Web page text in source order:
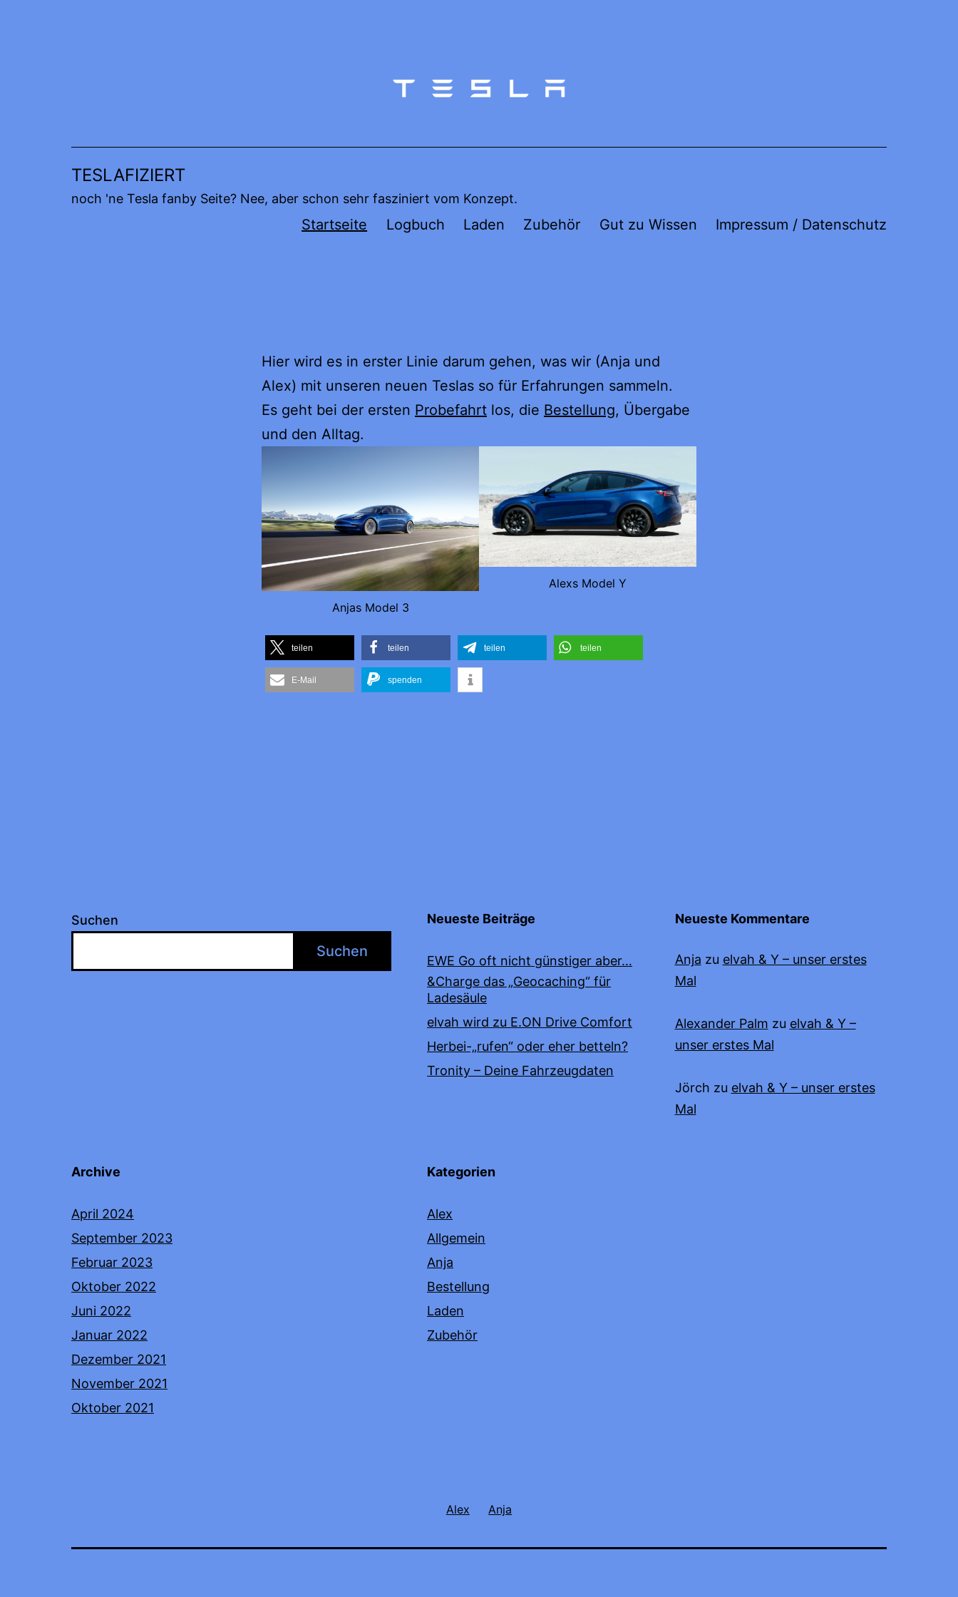
TESLAFIZIERT
noch 'ne Tesla fanby Seite? Nee, aber schon sehr fasziniert vom Konzept.
Startseite Logbuch Laden Zubehör Gut zu Wissen Impressum / Datenschutz
Hier wird es in erster Linie darum gehen, was wir (Anja und
Alex) mit unseren neuen Teslas so für Erfahrungen sammeln.
Es geht bei der ersten Probefahrt los, die Bestellung, Übergabe
und den Alltag.
Anjas Model 3
Alexs Model Y
teilen teilen teilen teilen
E-Mail spenden
Suchen
Suchen
Neueste Beiträge
EWE Go oft nicht günstiger aber…
&Charge das „Geocaching“ für
Ladesäule
elvah wird zu E.ON Drive Comfort
Herbei-„rufen“ oder eher betteln?
Tronity – Deine Fahrzeugdaten
Neueste Kommentare
Anja zu elvah & Y – unser erstes
Mal
Alexander Palm zu elvah & Y –
unser erstes Mal
Jörch zu elvah & Y – unser erstes
Mal
Archive
April 2024
September 2023
Februar 2023
Oktober 2022
Juni 2022
Januar 2022
Dezember 2021
November 2021
Oktober 2021
Kategorien
Alex
Allgemein
Anja
Bestellung
Laden
Zubehör
Alex Anja